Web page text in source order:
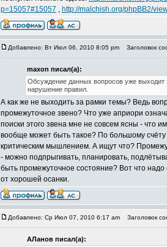
p=15057#15057 , http://malchish.org/phpBB2/
Добавлено: Вт Июл 06, 2010 8:05 pm Заголовок
maxon писал(а):
Обсуждение данных вопросов уже выходит
нарушение правил.
А как же не выходить за рамки темы? Ведь
промежуточное звено? Что уже априори
поиски этого звена мне не совсем ясны - что
вообще может быть такое? По большому
критическим мышлением. А ищут что?
- можно подпрыгивать, планировать,
быть промежуточное состояние? Вот что надо
от хорошей осанки.
Добавлено: Ср Июл 07, 2010 6:17 am Заголовок
АЛанов писал(а):